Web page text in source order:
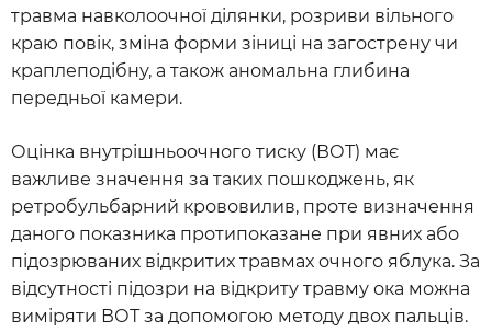
травма навколоочної ділянки, розриви вільного
краю повік, зміна форми зіниці на загострену чи
краплеподібну, а також аномальна глибина
передньої камери.
Оцінка внутрішньоочного тиску (ВОТ) має
важливе значення за таких пошкоджень, як
ретробульбарний крововилив, проте визначення
даного показника протипоказане при явних або
підозрюваних відкритих травмах очного яблука. За
відсутності підозри на відкриту травму ока можна
виміряти ВОТ за допомогою методу двох пальців.